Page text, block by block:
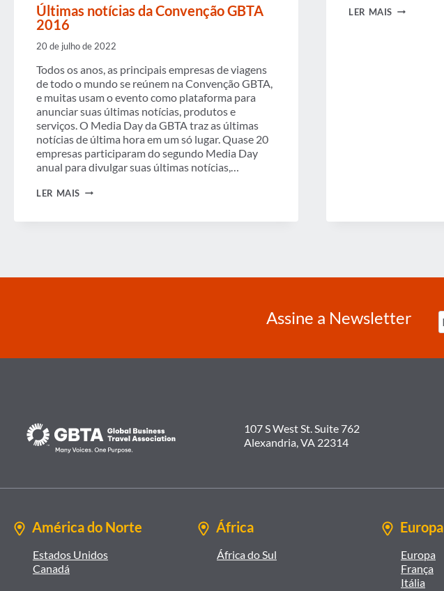
Últimas notícias da Convenção GBTA
2016
20 de julho de 2022
Todos os anos, as principais empresas de viagens
de todo o mundo se reúnem na Convenção GBTA,
e muitas usam o evento como plataforma para
anunciar suas últimas notícias, produtos e
serviços. O Media Day da GBTA traz as últimas
notícias de última hora em um só lugar. Quase 20
empresas participaram do segundo Media Day
anual para divulgar suas últimas notícias,…
LER MAIS ÚLTIMAS
CONVENÇÃO
LER MAIS EM
Assine a Newsletter
107 S West St. Suite 762
Alexandria, VA 22314
América do Norte
Estados Unidos
Canadá
África
África do Sul
Europa
Europa
França
Itália